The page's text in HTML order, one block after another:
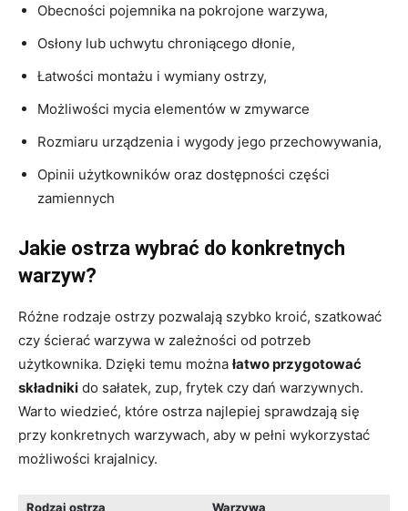
Obecności pojemnika na pokrojone warzywa,
Osłony lub uchwytu chroniącego dłonie,
Łatwości montażu i wymiany ostrzy,
Możliwości mycia elementów w zmywarce
Rozmiaru urządzenia i wygody jego przechowywania,
Opinii użytkowników oraz dostępności części
zamiennych
Jakie ostrza wybrać do konkretnych
warzyw?
Różne rodzaje ostrzy pozwalają szybko kroić, szatkować
czy ścierać warzywa w zależności od potrzeb
użytkownika. Dzięki temu można łatwo przygotować
składniki do sałatek, zup, frytek czy dań warzywnych.
Warto wiedzieć, które ostrza najlepiej sprawdzają się
przy konkretnych warzywach, aby w pełni wykorzystać
możliwości krajalnicy.
Rodzaj ostrza Warzywa